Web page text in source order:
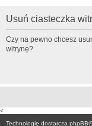
Usuń ciasteczka
Czy na pewno chcesz
witrynę?
<
Technologię dostarcza phpBB